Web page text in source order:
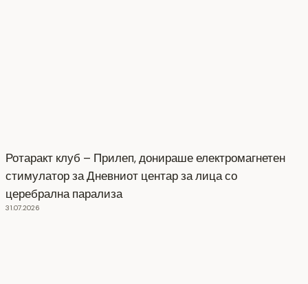
Ротаракт клуб – Прилеп, донираше електромагнетен
стимулатор за Дневниот центар за лица со
церебрална парализа
31.07.2026